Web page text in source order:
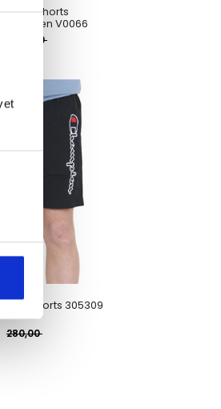
Swim Shorts
Green V0066
800,00
305309
280,00